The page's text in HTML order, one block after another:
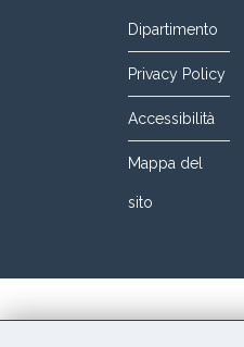
Dipartimento
Privacy Policy
Accessibilità
Mappa del
sito
© 2016 DIETI@UniNa. All